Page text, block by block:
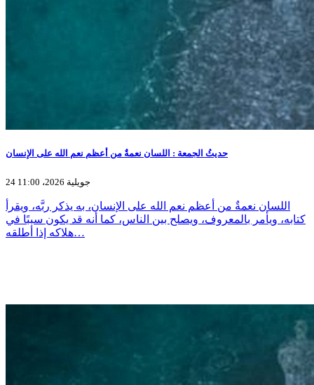
حديثُ الجمعة : اللسان نعمةٌ من أعظم نعم الله على الإنسان
24 جويلية 2026، 11:00
اللسان نعمةٌ من أعظم نعم الله على الإنسان، به يذكر ربَّه، ويقرأ
كتابه، ويأمر بالمعروف، ويصلح بين الناس، كما أنه قد يكون سببًا في
هلاكه إذا أطلقه…